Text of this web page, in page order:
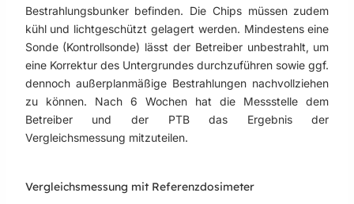
Bestrahlungsbunker befinden. Die Chips müssen zudem
kühl und lichtgeschützt gelagert werden. Mindestens eine
Sonde (Kontrollsonde) lässt der Betreiber unbestrahlt, um
eine Korrektur des Untergrundes durchzuführen sowie ggf.
dennoch außerplanmäßige Bestrahlungen nachvollziehen
zu können. Nach 6 Wochen hat die Messstelle dem
Betreiber und der PTB das Ergebnis der
Vergleichsmessung mitzuteilen.
Vergleichsmessung mit Referenzdosimeter